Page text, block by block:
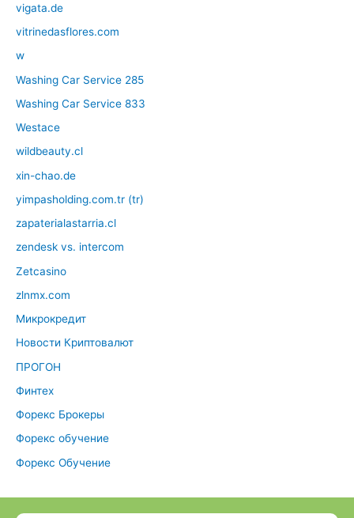
vigata.de
vitrinedasflores.com
w
Washing Car Service 285
Washing Car Service 833
Westace
wildbeauty.cl
xin-chao.de
yimpasholding.com.tr (tr)
zapaterialastarria.cl
zendesk vs. intercom
Zetcasino
zlnmx.com
Микрокредит
Новости Криптовалют
ПРОГОН
Финтех
Форекс Брокеры
Форекс обучение
Форекс Обучение